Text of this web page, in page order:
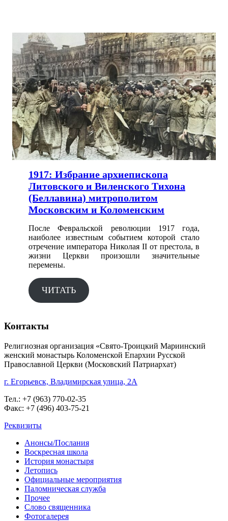
1917: Избрание архиепископа
Литовского и Виленского Тихона
(Беллавина) митрополитом
Московским и Коломенским
После Февральской революции 1917 года,
наиболее известным событием которой стало
отречение императора Николая II от престола, в
жизни Церкви произошли значительные
перемены.
ЧИТАТЬ
Контакты
Религиозная организация «Свято-Троицкий Мариинский
женский монастырь Коломенской Епархии Русской
Православной Церкви (Московский Патриархат)
г. Егорьевск, Владимирская улица, 2А
Тел.: +7 (963) 770-02-35
Факс: +7 (496) 403-75-21
Реквизиты
Анонсы/Послания
Воскресная школа
История монастыря
Летопись
Официальные мероприятия
Паломническая служба
Прочее
Слово священника
Фотогалерея